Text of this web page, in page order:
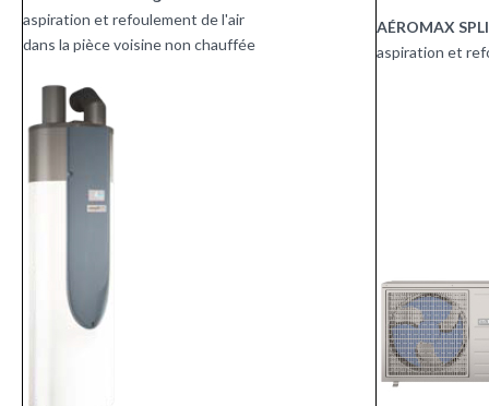
aspiration et refoulement de l'air
dans la pièce voisine non chauffée
AÉROMAX
aspiration et